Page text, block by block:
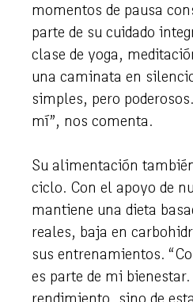
momentos de pausa
parte de su cuidado
clase de yoga,
una caminata en
simples, pero
mí”, nos comenta.
Su alimentación
ciclo. Con el apoyo de
mantiene una dieta
reales, baja en
sus entrenamientos.
es parte de mi